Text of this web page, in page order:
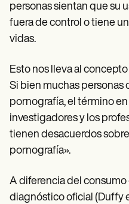
Login
Get started
personas sientan que su
fuera de control o tiene
vidas.
Esto nos lleva al
Si bien muchas personas
pornografía, el término
investigadores y los
tienen desacuerdos
pornografía».
A diferencia del consumo
diagnóstico oficial (Duffy